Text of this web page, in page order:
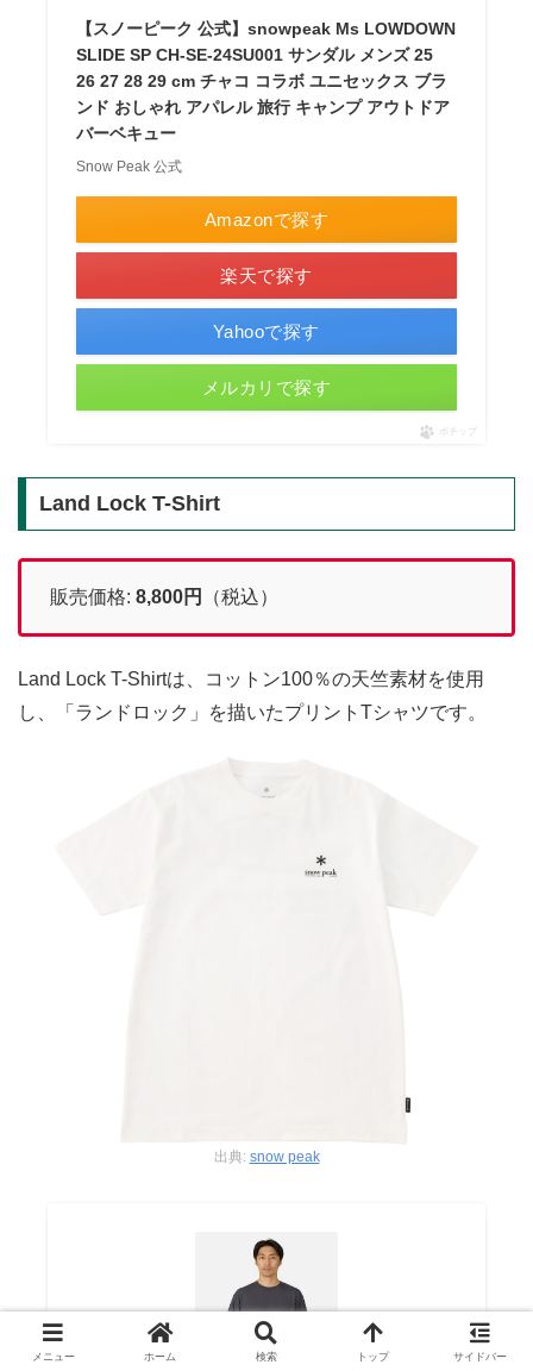
【スノーピーク 公式】snowpeak Ms LOWDOWN
SLIDE SP CH-SE-24SU001 サンダル メンズ 25
26 27 28 29 cm チャコ コラボ ユニセックス ブラ
ンド おしゃれ アパレル 旅行 キャンプ アウトドア
バーベキュー
Snow Peak 公式
Amazonで探す
楽天で探す
Yahooで探す
メルカリで探す
ポチップ
Land Lock T-Shirt
販売価格: 8,800円 （税込）
Land Lock T-Shirtは、コットン100％の天竺素材を使用
し、「ランドロック」を描いたプリントTシャツです。
出典: snow peak
メニュー ホーム 検索 トップ サイドバー